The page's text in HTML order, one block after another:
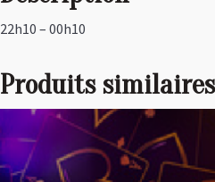
22h10 – 00h10
Produits similaires